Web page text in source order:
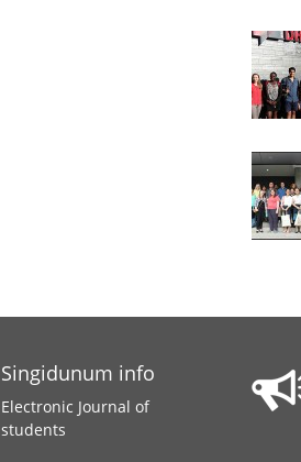
Singidunum info
Electronic Journal of
students